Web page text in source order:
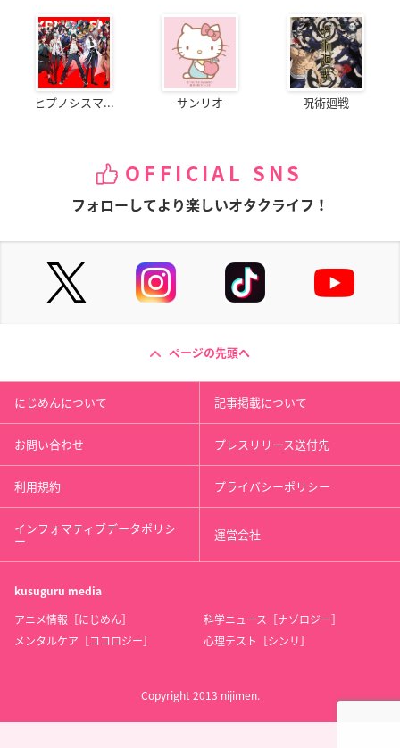
ヒプノシスマ... サンリオ 呪術廻戦
OFFICIAL SNS
フォローしてより楽しいオタクライフ！
ページの先頭へ
にじめんについて 記事掲載について
お問い合わせ プレスリリース送付先
利用規約 プライバシーポリシー
インフォマティブデータポリシ
ー 運営会社
kusuguru media
アニメ情報［にじめん］
科学ニュース［ナゾロジー］
メンタルケア［ココロジー］
心理テスト［シンリ］
Copyright 2013 nijimen.